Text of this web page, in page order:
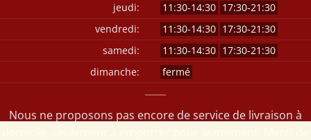
jeudi:
11:30-14:30 17:30-21:30
vendredi:
11:30-14:30 17:30-21:30
samedi:
11:30-14:30 17:30-21:30
dimanche:
fermé
Nous ne proposons pas encore de service de livraison à